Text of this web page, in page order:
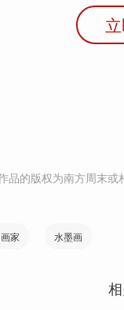
品的版权为南方周末
画家 水墨画